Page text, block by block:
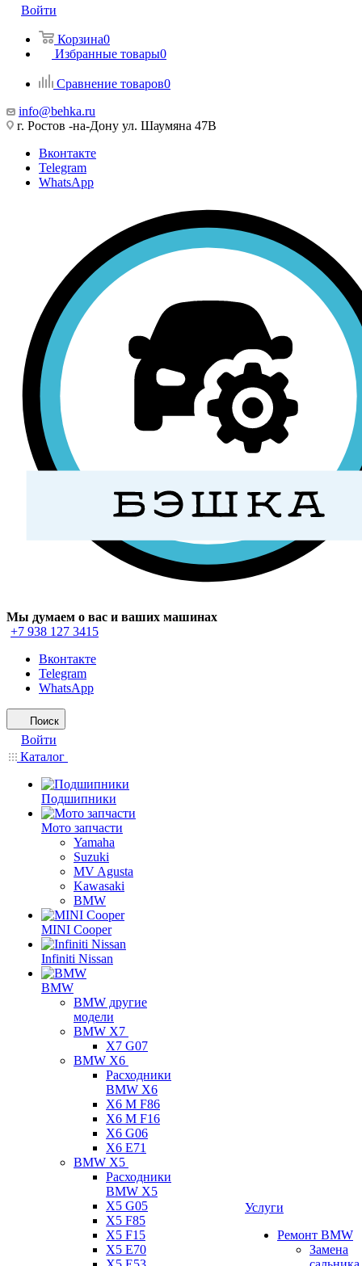
Войти
Корзина0
Избранные товары0
Сравнение товаров0
info@behka.ru
г. Ростов -на-Дону ул. Шаумяна 47В
Вконтакте
Telegram
WhatsApp
Мы думаем о вас и ваших машинах
+7 938 127 3415
Вконтакте
Telegram
WhatsApp
Поиск
Войти
Каталог
Подшипники
Мото запчасти
Yamaha
Suzuki
MV Agusta
Kawasaki
BMW
MINI Cooper
Infiniti Nissan
BMW
BMW другие
модели
BMW X7
X7 G07
BMW X6
Расходники
BMW X6
X6 M F86
X6 M F16
X6 G06
X6 E71
BMW X5
Расходники
BMW X5
X5 G05
X5 F85
X5 F15
X5 E70
Услуги
Ремонт BMW
Замена